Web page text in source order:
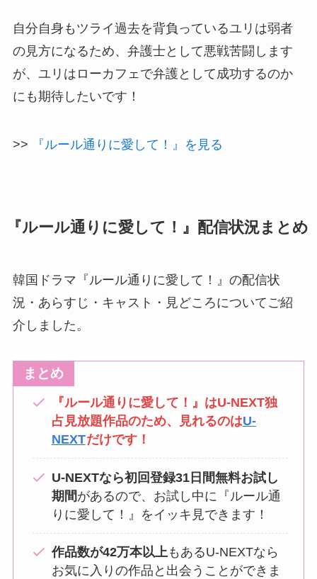
自分自身もツライ過去を背負っているユリは弱者
の見方になるため、弁護士として悪戦苦闘します
が、ユリはローカフェで弁護として成功するのか
にも期待したいです！
>> 『ルール通りに愛して！』を見る
『ルール通りに愛して！』配信状況まとめ
韓国ドラマ『ルール通りに愛して！』の配信状
況・あらすじ・キャスト・見どころについてご紹
介しました。
まとめ
『ルール通りに愛して！』はU-NEXT独
占見放題作品のため、見れるのはU-
NEXTだけです！
U-NEXTなら初回登録31日間無料お試し
期間があるので、お試し中に『ルール通
りに愛して！』をイッキ見できます！
作品数が42万本以上もあるU-NEXTなら
お気に入りの作品と出会うことができま